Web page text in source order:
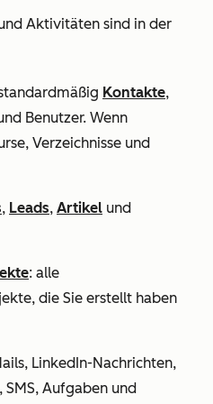
Aktivitäten sind in der
Kontakte,
Benutzer. Wenn
Verzeichnisse und
, Leads, Artikel und
: alle
die Sie erstellt haben
LinkedIn-Nachrichten,
SMS, Aufgaben und